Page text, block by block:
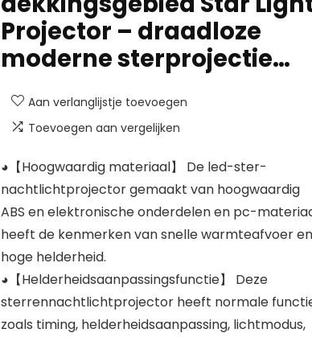
Projector – draadloze
moderne sterprojectie…
Aan verlanglijstje toevoegen
Toevoegen aan vergelijken
◕【Hoogwaardig materiaal】 De led-ster-
nachtlichtprojector gemaakt van hoogwaardig
ABS en elektronische onderdelen en pc-
heeft de kenmerken van snelle warmteafvoer en
hoge helderheid.
◕【Helderheidsaanpassingsfunctie】 Deze
sterrennachtlichtprojector heeft normale
zoals timing, helderheidsaanpassing, lichtmodus,